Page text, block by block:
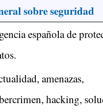
sobre seguridad
española de
amenazas,
hacking,